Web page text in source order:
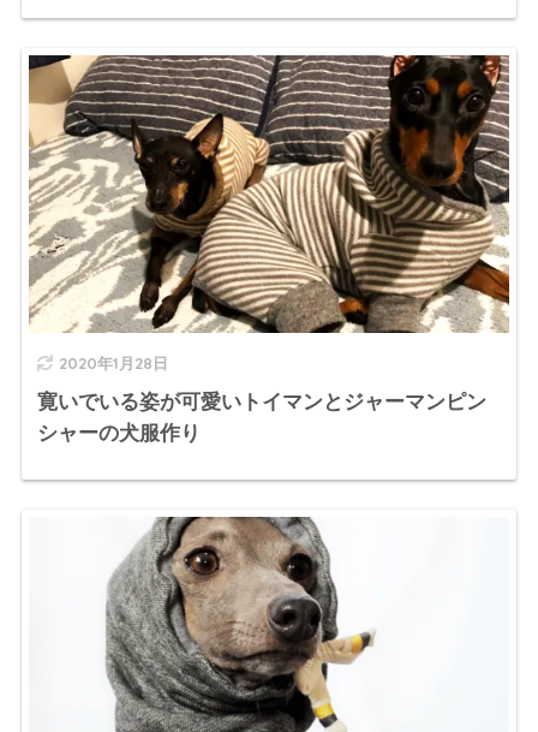
2020年1月28日
寛いでいる姿が可愛いトイマンとジャーマンピン
シャーの犬服作り